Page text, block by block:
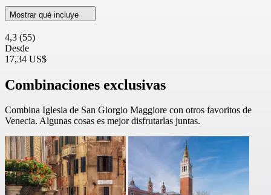
Mostrar qué incluye
4,3 (55)
Desde
17,34 US$
Combinaciones exclusivas
Combina Iglesia de San Giorgio Maggiore con otros favoritos de
Venecia. Algunas cosas es mejor disfrutarlas juntas.